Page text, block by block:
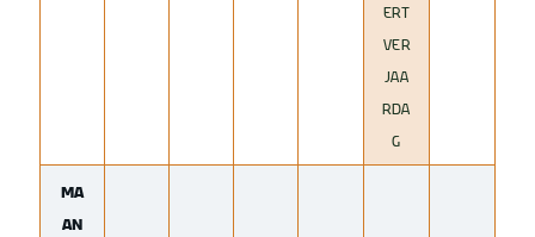
ERT
VER
JAA
RDA
G
MA
AN